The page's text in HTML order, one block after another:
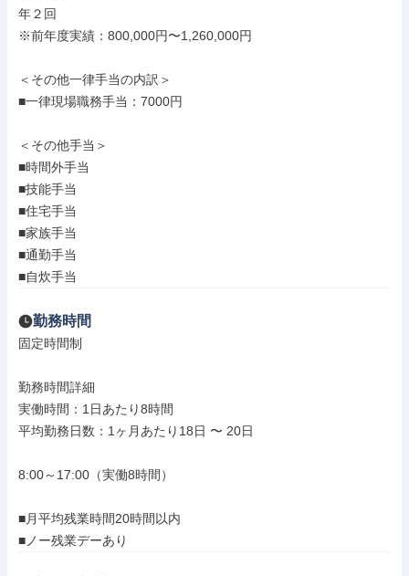
年２回
※前年度実績：800,000円〜1,260,000円
＜その他一律手当の内訳＞
■一律現場職務手当：7000円
＜その他手当＞
■時間外手当
■技能手当
■住宅手当
■家族手当
■通勤手当
■自炊手当
勤務時間
固定時間制
勤務時間詳細
実働時間：1日あたり8時間
平均勤務日数：1ヶ月あたり18日 〜 20日
8:00～17:00（実働8時間）
■月平均残業時間20時間以内
■ノー残業デーあり